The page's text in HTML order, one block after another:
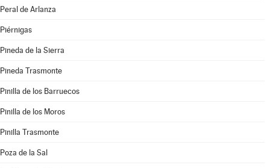
Peral de Arlanza
Piérnigas
Pineda de la Sierra
Pineda Trasmonte
Pinilla de los Barruecos
Pinilla de los Moros
Pinilla Trasmonte
Poza de la Sal